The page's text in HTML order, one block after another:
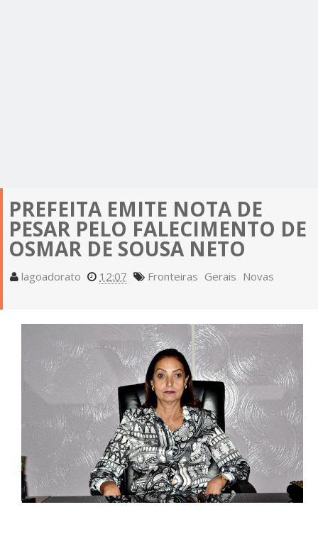
PREFEITA EMITE NOTA DE
PESAR PELO FALECIMENTO DE
OSMAR DE SOUSA NETO
lagoadorato 12:07 Fronteiras Gerais Novas